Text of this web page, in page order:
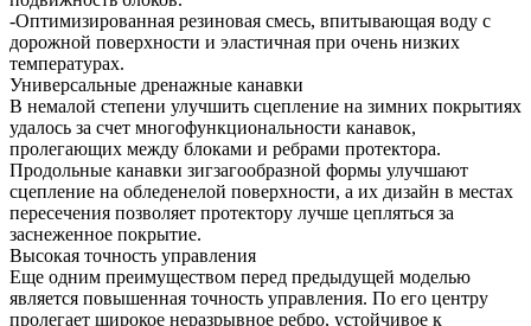
-Оптимизированная резиновая смесь, впитывающая воду с
дорожной поверхности и эластичная при очень низких
температурах.
Универсальные дренажные канавки
В немалой степени улучшить сцепление на зимних покрытиях
удалось за счет многофункциональности канавок,
пролегающих между блоками и ребрами протектора.
Продольные канавки зигзагообразной формы улучшают
сцепление на обледенелой поверхности, а их дизайн в местах
пересечения позволяет протектору лучше цепляться за
заснеженное покрытие.
Высокая точность управления
Еще одним преимуществом перед предыдущей моделью
является повышенная точность управления. По его центру
пролегает широкое неразрывное ребро, устойчивое к